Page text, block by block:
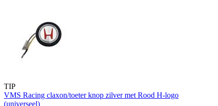
TIP
VMS Racing claxon/toeter knop zilver met Rood H-logo
(universeel)